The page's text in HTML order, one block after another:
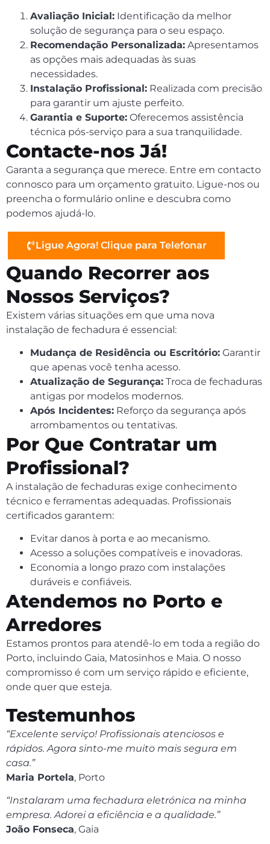
Avaliação Inicial: Identificação da melhor
solução de segurança para o seu espaço.
Recomendação Personalizada: Apresentamos
as opções mais adequadas às suas
necessidades.
Instalação Profissional: Realizada com precisão
para garantir um ajuste perfeito.
Garantia e Suporte: Oferecemos assistência
técnica pós-serviço para a sua tranquilidade.
Contacte-nos Já!
Garanta a segurança que merece. Entre em contacto
connosco para um orçamento gratuito. Ligue-nos ou
preencha o formulário online e descubra como
podemos ajudá-lo.
Ligue Agora! Clique para Telefonar
Quando Recorrer aos
Nossos Serviços?
Existem várias situações em que uma nova
instalação de fechadura é essencial:
Mudança de Residência ou Escritório: Garantir
que apenas você tenha acesso.
Atualização de Segurança: Troca de fechaduras
antigas por modelos modernos.
Após Incidentes: Reforço da segurança após
arrombamentos ou tentativas.
Por Que Contratar um
Profissional?
A instalação de fechaduras exige conhecimento
técnico e ferramentas adequadas. Profissionais
certificados garantem:
Evitar danos à porta e ao mecanismo.
Acesso a soluções compatíveis e inovadoras.
Economia a longo prazo com instalações
duráveis e confiáveis.
Atendemos no Porto e
Arredores
Estamos prontos para atendê-lo em toda a região do
Porto, incluindo Gaia, Matosinhos e Maia. O nosso
compromisso é com um serviço rápido e eficiente,
onde quer que esteja.
Testemunhos
“Excelente serviço! Profissionais atenciosos e
rápidos. Agora sinto-me muito mais segura em
casa.”
Maria Portela, Porto
“Instalaram uma fechadura eletrónica na minha
empresa. Adorei a eficiência e a qualidade.”
João Fonseca, Gaia